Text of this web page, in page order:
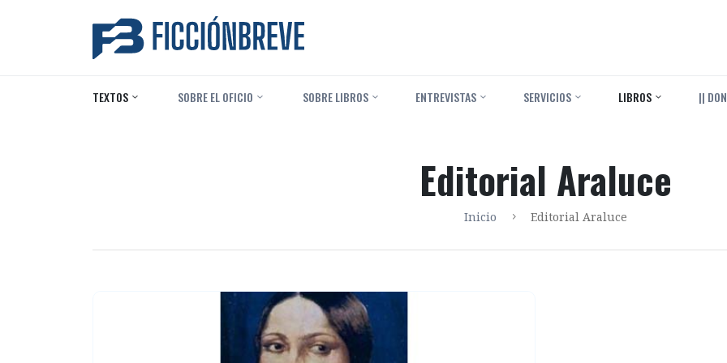
TEXTOS ‎ SOBRE EL OFICIO ‎ SOBRE LIBROS ENTREVISTAS SERVICIOS LIBROS ||
Editorial Araluce
Inicio Editorial Araluce